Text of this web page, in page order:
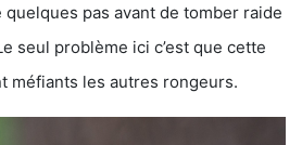
pas avant de tomber raide
seul problème ici c’est que cette
méfiants les autres rongeurs.